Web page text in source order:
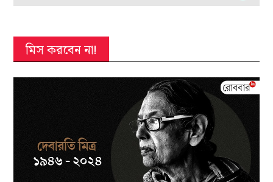
মিস করবেন না!